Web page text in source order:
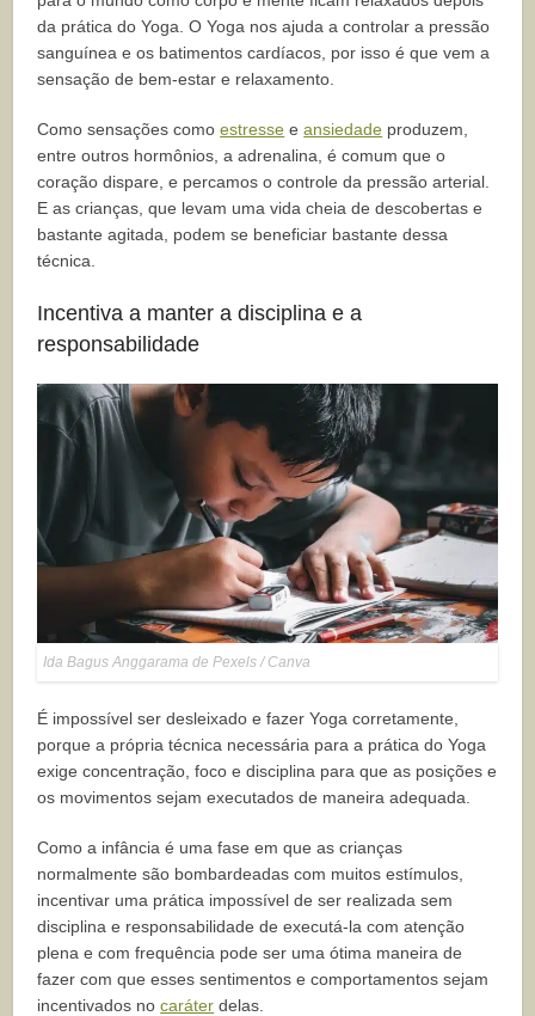
da prática do Yoga. O Yoga nos ajuda a controlar a pressão
sanguínea e os batimentos cardíacos, por isso é que vem a
sensação de bem-estar e relaxamento.
Como sensações comoestresse eansiedade produzem,
entre outros hormônios, a adrenalina, é comum que o
coração dispare, e percamos o controle da pressão arterial.
E as crianças, que levam uma vida cheia de descobertas e
bastante agitada, podem se beneficiar bastante dessa
técnica.
Incentiva a manter a disciplina e a
responsabilidade
Ida Bagus Anggarama de Pexels / Canva
É impossível ser desleixado e fazer Yoga corretamente,
porque a própria técnica necessária para a prática do Yoga
exige concentração, foco e disciplina para que as posições e
os movimentos sejam executados de maneira adequada.
Como a infância é uma fase em que as crianças
normalmente são bombardeadas com muitos estímulos,
incentivar uma prática impossível de ser realizada sem
disciplina e responsabilidade de executá-la com atenção
plena e com frequência pode ser uma ótima maneira de
fazer com que esses sentimentos e comportamentos sejam
incentivados nocaráter delas.